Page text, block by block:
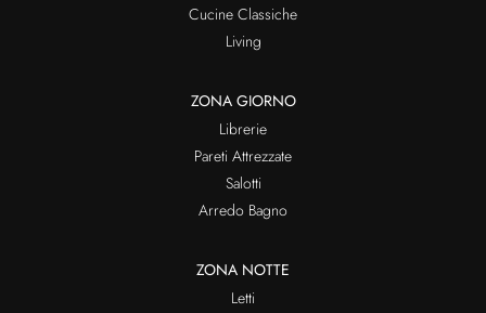
Cucine Classiche
Living
ZONA GIORNO
Librerie
Pareti Attrezzate
Salotti
Arredo Bagno
ZONA NOTTE
Letti